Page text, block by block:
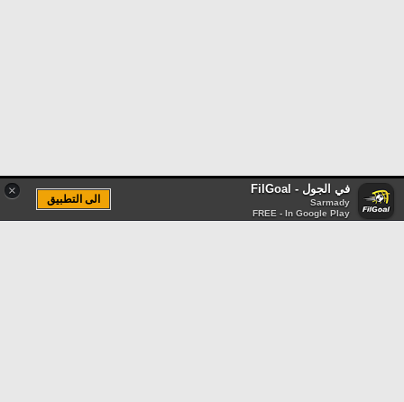
× في الجول - FilGoal
Sarmady
FREE - In Google Play
الى التطبيق